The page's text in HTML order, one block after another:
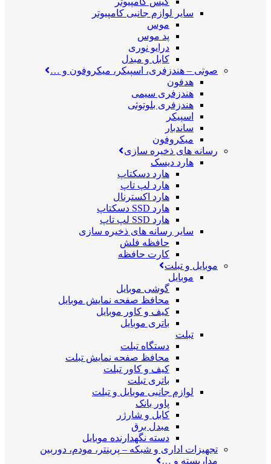
سایر لوازم جانبی کامپیوتر
موس
پد موس
درایو نوری
کابل و مبدل
صوتی – هندزفری، اسپیکر، میکروفون و …
هدفون
هندزفری سیمی
هندزفری بلوتوثی
اسپیکر
ساندبار
میکروفون
رسانه های ذخیره سازی
هارد دیسک
هارد دسکتاپ
هارد لپ تاپ
هارد اکسترنال
هارد SSD دسکتاپ
هارد SSD لپ تاپ
سایر رسانه های ذخیره سازی
حافظه فلش
کارت حافظه
موبایل و تبلت
موبایل
گوشی موبایل
محافظ صفحه نمایش موبایل
کیف و کاور موبایل
باتری موبایل
تبلت
دستگاه تبلت
محافظ صفحه نمایش تبلت
کیف و کاور تبلت
باتری تبلت
لوازم جانبی موبایل و تبلت
پاور بانک
کابل و شارژر
مبدل برق
دسته نگهدارنده موبایل
تجهیزات اداری و شبکه – پرینتر، مودم، دوربین
مداربسته و …